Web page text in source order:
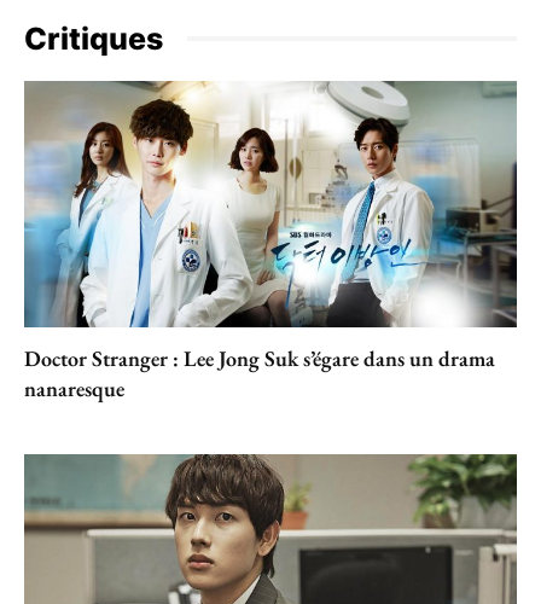
Critiques
Doctor Stranger : Lee Jong Suk s’égare dans un drama
nanaresque